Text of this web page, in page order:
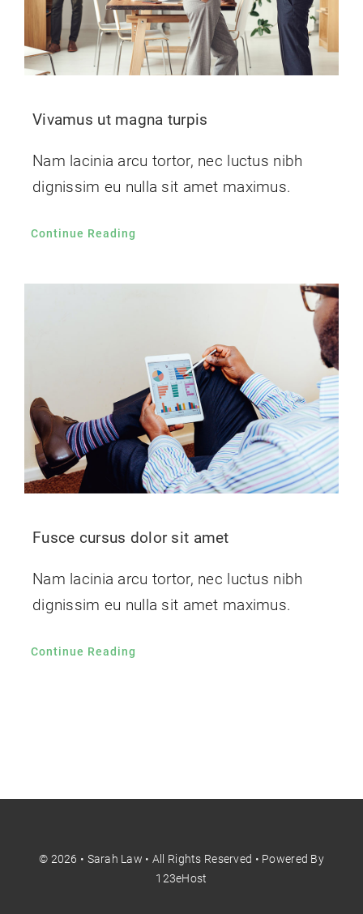
Vivamus ut magna turpis
Nam lacinia arcu tortor, nec luctus nibh
dignissim eu nulla sit amet maximus.
Continue Reading
Fusce cursus dolor sit amet
Nam lacinia arcu tortor, nec luctus nibh
dignissim eu nulla sit amet maximus.
Continue Reading
© 2026 • Sarah Law • All Rights Reserved • Powered By
123eHost